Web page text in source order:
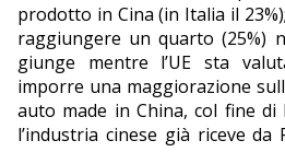
prodotto in Cina (in Italia il
raggiungere un quarto (25%)
giunge mentre l’UE sta
imporre una maggiorazione
auto made in China, col fine di
l’industria cinese già riceve da